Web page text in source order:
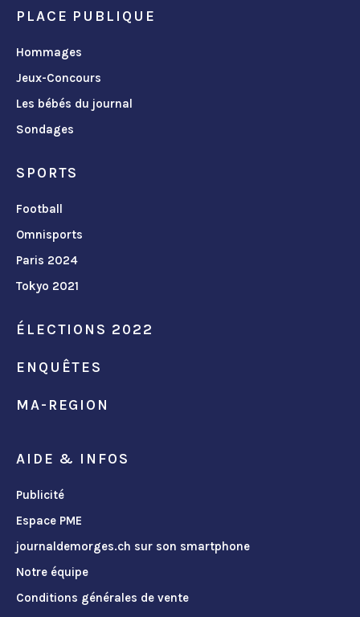
PLACE PUBLIQUE
Hommages
Jeux-Concours
Les bébés du journal
Sondages
SPORTS
Football
Omnisports
Paris 2024
Tokyo 2021
ÉLECTIONS 2022
ENQUÊTES
MA-REGION
AIDE & INFOS
Publicité
Espace PME
journaldemorges.ch sur son smartphone
Notre équipe
Conditions générales de vente